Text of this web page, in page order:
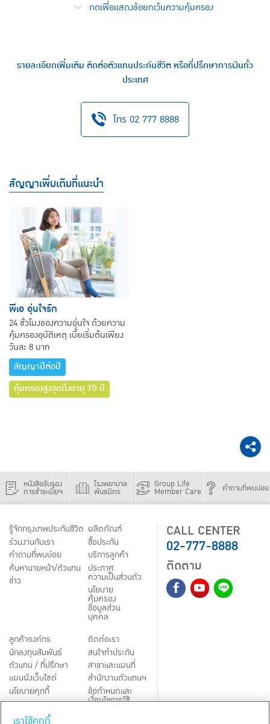
กดเพื่อแสดงข้อยกเว้นความคุ้มครอง
รายละเอียดเพิ่มเติม ติดต่อตัวแทนประกันชีวิต หรือที่ปรึกษาการเงินทั่ว
ประเทศ
โทร 02 777 8888
สัญญาเพิ่มเติมที่แนะนำ
พีเอ อุ่นใจรัก
24 ชั่วโมงของความอุ่นใจ ด้วยความ
คุ้มครองอุบัติเหตุ เบี้ยเริ่มต้นเพียง
วันละ 8 บาท
สัญญาปีต่อปี
คุ้มครองสูงสุดถึงอายุ 70 ปี
หนังสือรับรอง
การชำระเบี้ยฯ
โรงพยาบาล
พันธมิตร
Group Life
Member Care คำถามที่พบบ่อย
รู้จักกรุงเทพประกันชีวิต
ร่วมงานกับเรา
คำถามที่พบบ่อย
ค้นหานายหน้า/ตัวแทน
ข่าว
ผลิตภัณฑ์
ชื้อประกัน
บริการลูกค้า
ประกาศ
ความเป็นส่วนตัว
นโยบาย
คุ้มครอง
ข้อมูลส่วน
บุคคล
ลูกค้าองค์กร
นักลงทุนสัมพันธ์
ตัวแทน / ที่ปรึกษา
แผนผังเว็บไซต์
นโยบายคุกกี้
Third-Party Notices
ติดต่อเรา
สนใจทำประกัน
สาขาและแผนที่
สำนักงานตัวแทนฯ
ข้อกำหนดและ
เงื่อนไขการใช้
CALL CENTER
02-777-8888
ติดตาม